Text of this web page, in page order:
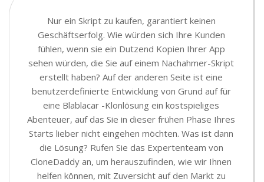
Nur ein Skript zu kaufen, garantiert keinen
Geschäftserfolg. Wie würden sich Ihre Kunden
fühlen, wenn sie ein Dutzend Kopien Ihrer App
sehen würden, die Sie auf einem Nachahmer-Skript
erstellt haben? Auf der anderen Seite ist eine
benutzerdefinierte Entwicklung von Grund auf für
eine Blablacar -Klonlösung ein kostspieliges
Abenteuer, auf das Sie in dieser frühen Phase Ihres
Starts lieber nicht eingehen möchten. Was ist dann
die Lösung? Rufen Sie das Expertenteam von
CloneDaddy an, um herauszufinden, wie wir Ihnen
helfen können, mit Zuversicht auf den Markt zu